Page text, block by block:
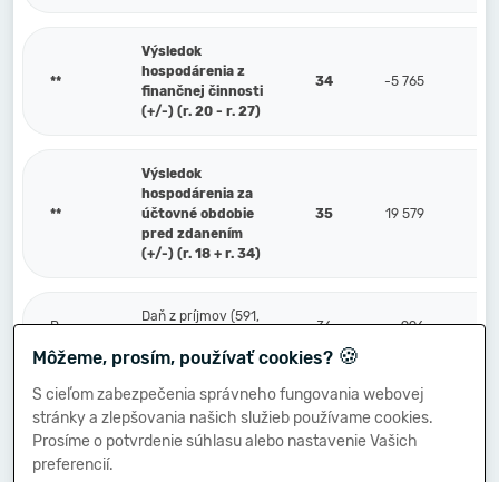
**
Výsledok
hospodárenia z
finančnej činnosti
(+/-) (r. 20 - r. 27)
34 -5 765
**
Výsledok
hospodárenia za
účtovné obdobie
pred zdanením
(+/-) (r. 18 + r. 34)
35 19 579
P.
Daň z príjmov (591,
36 996
Q.
Prevod podielov na
výsledku
hospodárenia
37
Môžeme, prosím, používať cookies? 🍪
S cieľom zabezpečenia správneho fungovania webovej
stránky a zlepšovania našich služieb používame cookies.
Prosíme o potvrdenie súhlasu alebo nastavenie Vašich
preferencií.